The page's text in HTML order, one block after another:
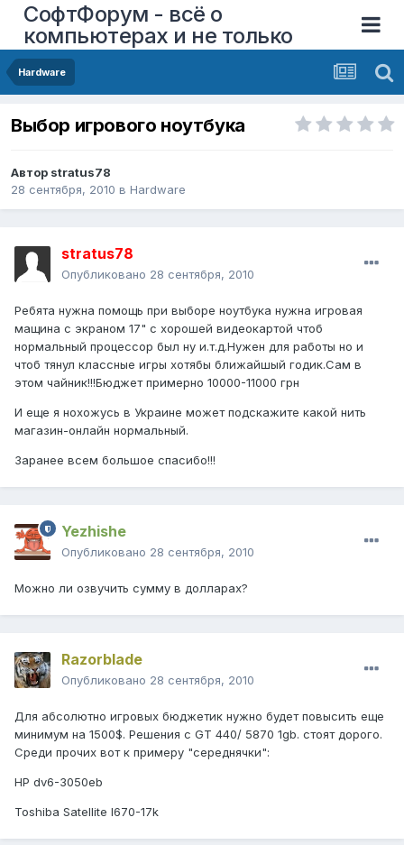
СофтФорум - всё о
компьютерах и не только
Hardware
Выбор игрового ноутбука
Автор stratus78
28 сентября, 2010 в Hardware
stratus78
Опубликовано 28 сентября, 2010
Ребята нужна помощь при выборе ноутбука нужна игровая
мащина с экраном 17" с хорошей видеокартой чтоб
нормальный процессор был ну и.т.д.Нужен для работы но и
чтоб тянул классные игры хотябы ближайшый годик.Сам в
этом чайник!!!Бюджет примерно 10000-11000 грн
И еще я нохожусь в Украине может подскажите какой нить
магазин-онлайн нормальный.
Заранее всем большое спасибо!!!
Yezhishe
Опубликовано 28 сентября, 2010
Можно ли озвучить сумму в долларах?
Razorblade
Опубликовано 28 сентября, 2010
Для абсолютно игровых бюджетик нужно будет повысить еще
минимум на 1500$. Решения с GT 440/ 5870 1gb. стоят дорого.
Среди прочих вот к примеру "середнячки":
HP dv6-3050eb
Toshiba Satellite l670-17k